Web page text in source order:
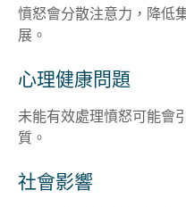
憤怒會分散注意力，降低
展。
心理健康問題
未能有效處理憤怒可能會
質。
社會影響